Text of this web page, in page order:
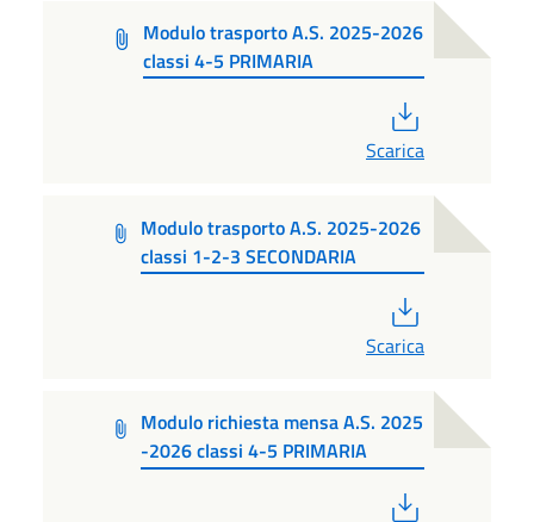
Modulo trasporto A.S. 2025-2026
classi 4-5 PRIMARIA
Scarica
Modulo trasporto A.S. 2025-2026
classi 1-2-3 SECONDARIA
Scarica
Modulo richiesta mensa A.S. 2025
-2026 classi 4-5 PRIMARIA